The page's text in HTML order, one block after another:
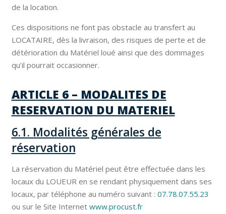
de la location.
Ces dispositions ne font pas obstacle au transfert au
LOCATAIRE, dès la livraison, des risques de perte et de
détérioration du Matériel loué ainsi que des dommages
qu’il pourrait occasionner.
ARTICLE 6 – MODALITES DE
RESERVATION DU MATERIEL
6.1. Modalités générales de
réservation
La réservation du Matériel peut être effectuée dans les
locaux du LOUEUR en se rendant physiquement dans ses
locaux, par téléphone au numéro suivant : 07.78.07.55.23
ou sur le Site Internet www.procust.fr